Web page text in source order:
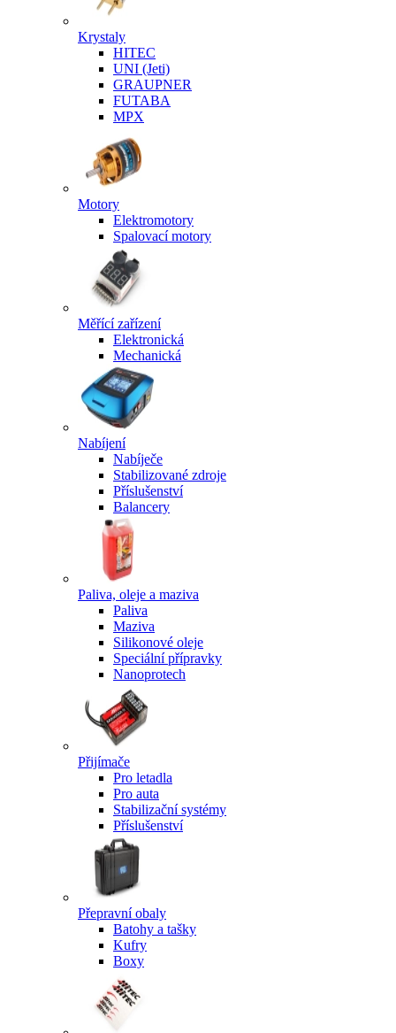
Krystaly
HITEC
UNI (Jeti)
GRAUPNER
FUTABA
MPX
Motory
Elektromotory
Spalovací motory
Měřící zařízení
Elektronická
Mechanická
Nabíjení
Nabíječe
Stabilizované zdroje
Příslušenství
Balancery
Paliva, oleje a maziva
Paliva
Maziva
Silikonové oleje
Speciální přípravky
Nanoprotech
Přijímače
Pro letadla
Pro auta
Stabilizační systémy
Příslušenství
Přepravní obaly
Batohy a tašky
Kufry
Boxy